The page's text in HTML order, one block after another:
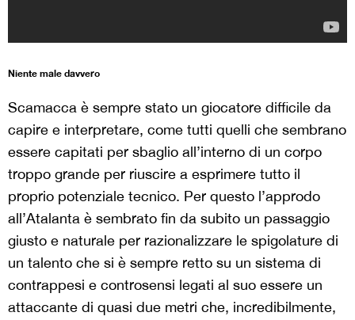
Niente male davvero
Scamacca è sempre stato un giocatore difficile da
capire e interpretare, come tutti quelli che sembrano
essere capitati per sbaglio all’interno di un corpo
troppo grande per riuscire a esprimere tutto il
proprio potenziale tecnico. Per questo l’approdo
all’Atalanta è sembrato fin da subito un passaggio
giusto e naturale per razionalizzare le spigolature di
un talento che si è sempre retto su un sistema di
contrappesi e controsensi legati al suo essere un
attaccante di quasi due metri che, incredibilmente,